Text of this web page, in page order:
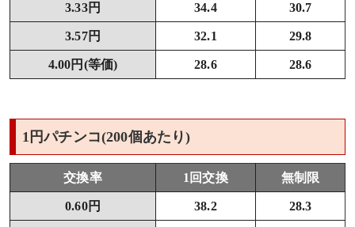
3.33円 34.4 30.7
3.57円 32.1 29.8
4.00円(等価) 28.6 28.6
1円パチンコ(200個あたり)
交換率 1回交換 無制限
0.60円 38.2 28.3